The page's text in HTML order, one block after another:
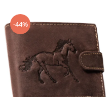
-44%